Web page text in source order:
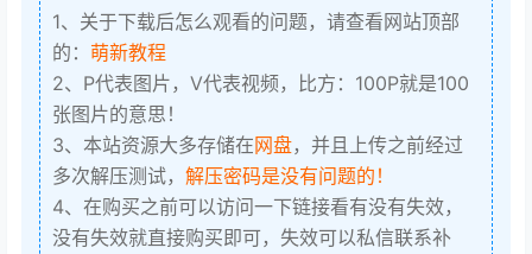
1、关于下载后怎么观看的问题，请查看网站顶部
的： 萌新教程
2、P代表图片，V代表视频，比方：100P就是100
张图片的意思！
3、本站资源大多存储在网盘，并且上传之前经过
多次解压测试， 解压密码是没有问题的！
4、在购买之前可以访问一下链接看有没有失效，
没有失效就直接购买即可，失效可以私信联系补